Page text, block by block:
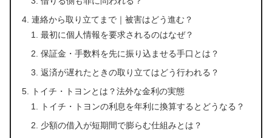
連絡から取り立てまで｜被害はどう進む？
最初に個人情報を要求されるのはなぜ？
保証金・手数料を先に振り込ませる手口とは？
返済が遅れたときの取り立てはどう行われる？
トイチ・トヨンとは？法外な金利の実態
トイチ・トヨンの利息を年利に換算するとどうなる？
少額の借入が短期間で膨らむ仕組みとは？